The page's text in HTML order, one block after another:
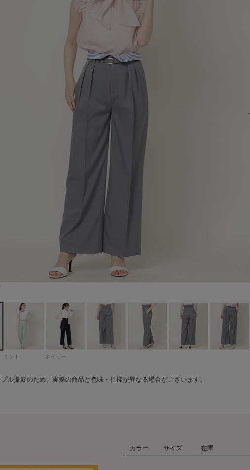
着用サイズ：Mサイズ
着用サイズ：Mサイズ
着用サイズ：Mサイズ
着用サイズ：Mサイズ
着用サイズ：Mサイズ
着用サイズ：Mサイズ
着用サイズ：Mサイズ
着用サイズ：Mサイズ
着用サイズ：Sサイズ
着用サイズ：Sサイズ
着用サイズ：Sサイズ
着用サイズ：Sサイズ
ミント ネイビー
ル撮影のため、実際の商品と色味・仕様が異なる場合がございます。
カラー サイズ 在庫